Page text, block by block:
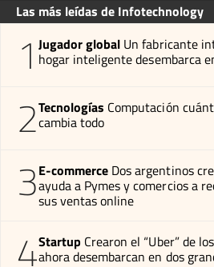
Las más leídas de Infotechnology
1 Jugador global Un fabricante
hogar inteligente desembarca
2Tecnologías Computación
cambia todo
3E-commerce Dos argentinos
ayuda a Pymes y comercios a
sus ventas online
4Startup Crearon el “Uber” de
ahora desembarcan en dos